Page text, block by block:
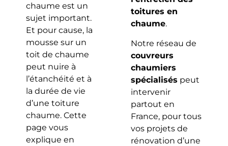
chaume est un
sujet important.
Et pour cause, la
mousse sur un
toit de chaume
peut nuire à
l’étanchéité et à
la durée de vie
d’une toiture
chaume. Cette
page vous
explique en
toitures en
chaume.
Notre réseau de
couvreurs
chaumiers
spécialisés peut
intervenir
partout en
France, pour tous
vos projets de
rénovation d’une